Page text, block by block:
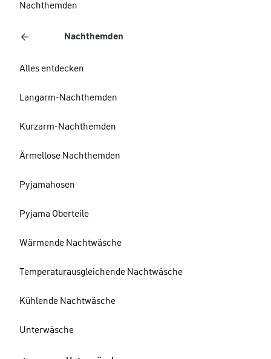
Nachthemden
Nachthemden
Alles entdecken
Langarm-Nachthemden
Kurzarm-Nachthemden
Ärmellose Nachthemden
Pyjamahosen
Pyjama Oberteile
Wärmende Nachtwäsche
Temperaturausgleichende Nachtwäsche
Kühlende Nachtwäsche
Unterwäsche